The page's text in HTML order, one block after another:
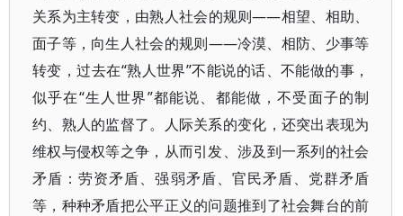
关系为主转变，由熟人社会的规则——相望、相助、
面子等，向生人社会的规则——冷漠、相防、少事等
转变，过去在“熟人世界”不能说的话、不能做的事，
似乎在“生人世界”都能说、都能做，不受面子的制
约、熟人的监督了。人际关系的变化，还突出表现为
维权与侵权等之争，从而引发、涉及到一系列的社会
矛盾：劳资矛盾、强弱矛盾、官民矛盾、党群矛盾
等，种种矛盾把公平正义的问题推到了社会舞台的前